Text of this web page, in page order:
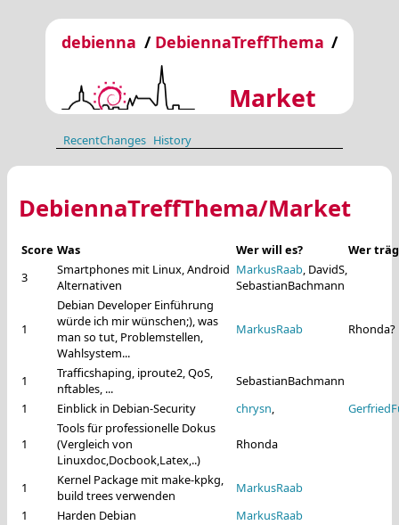
debienna / DebiennaTreffThema /
Market
RecentChanges History
DebiennaTreffThema/Market
Score Was Wer will es?
Wer
3
Smartphones mit Linux, Android
Alternativen
MarkusRaab, DavidS,
SebastianBachmann
1
Debian Developer Einführung
würde ich mir wünschen;), was
man so tut, Problemstellen,
Wahlsystem...
MarkusRaab Rhonda?
1
Trafficshaping, iproute2, QoS,
nftables, ...
SebastianBachmann
1
Einblick in Debian-Security chrysn,
1
Tools für professionelle Dokus
(Vergleich von
Linuxdoc,Docbook,Latex,..)
Rhonda
1
Kernel Package mit make-kpkg,
build trees verwenden
MarkusRaab
1
Harden Debian
MarkusRaab